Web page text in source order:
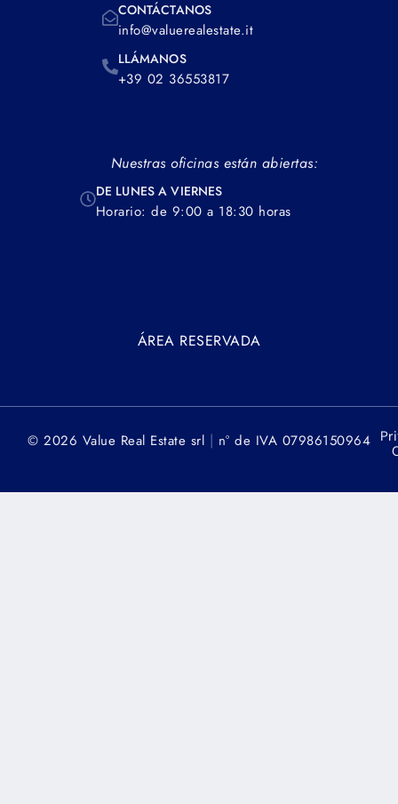
CONTÁCTANOS
info@valuerealestate.it
LLÁMANOS
+39 02 36553817
Nuestras oficinas están abiertas:
DE LUNES A VIERNES
Horario: de 9:00 a 18:30 horas
ÁREA RESERVADA
© 2026 Value Real Estate srl | n° de IVA 07986150964